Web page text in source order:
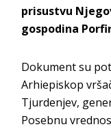
prisustvu
gospodina
Dokument su
Arhiepiskop
Tjurdenjev,
Posebnu